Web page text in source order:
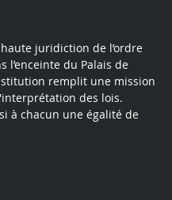
juridiction de l’ordre
l’enceinte du Palais de
remplit une mission
des lois.
à chacun une égalité de